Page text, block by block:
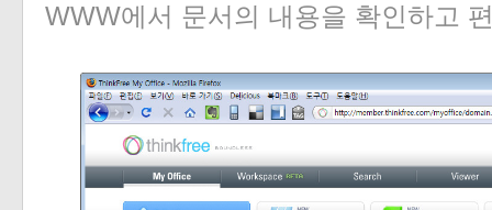
WWW에서 문서의 내용을 확인하고